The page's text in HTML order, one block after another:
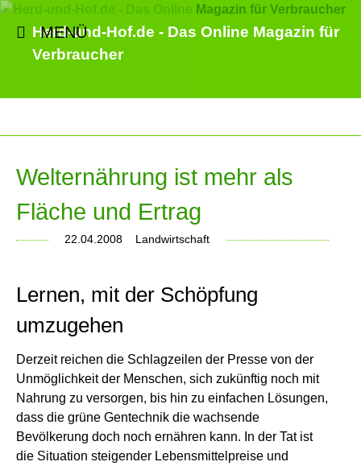
Herd-und-Hof.de - Das Online Magazin für
Verbraucher
MENÜ
Welternährung ist mehr als
Fläche und Ertrag
22.04.2008 Landwirtschaft
Lernen, mit der Schöpfung
umzugehen
Derzeit reichen die Schlagzeilen der Presse von der
Unmöglichkeit der Menschen, sich zukünftig noch mit
Nahrung zu versorgen, bis hin zu einfachen Lösungen,
dass die grüne Gentechnik die wachsende
Bevölkerung doch noch ernähren kann. In der Tat ist
die Situation steigender Lebensmittelpreise und